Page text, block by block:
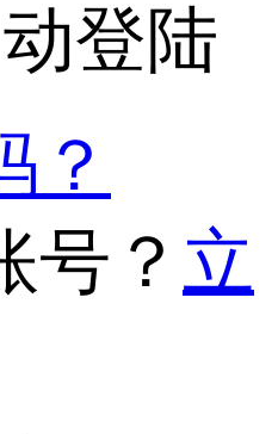
登陆
？
号？ 立